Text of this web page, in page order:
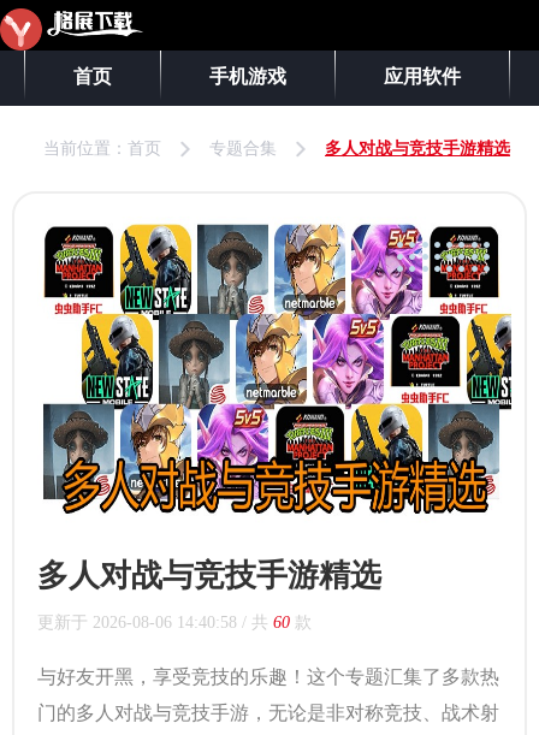
首页 手机游戏 应用软件
当前位置： 首页 专题合集 多人对战与竞技手游精选
多人对战与竞技手游精选
更新于 2026-08-06 14:40:58 / 共 60 款
与好友开黑，享受竞技的乐趣！这个专题汇集了多款热
门的多人对战与竞技手游，无论是非对称竞技、战术射